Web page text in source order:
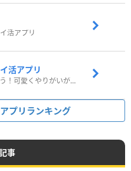
活アプリ
活アプリ
ペットを育ってポイ活しよう！可愛くやりがいがある新感覚アプリ
プリランキング
事